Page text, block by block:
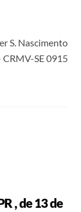
S. Nascimento
CRMV-SE 0915
, de 13 de